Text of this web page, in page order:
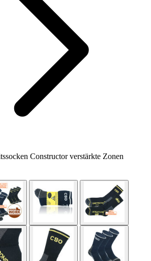
Constructor verstärkte Zonen